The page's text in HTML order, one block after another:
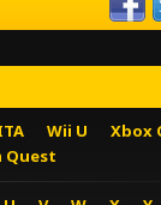
Wii U
Xbox
Quest